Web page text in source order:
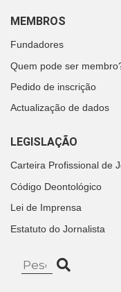
MEMBROS
Fundadores
Quem pode ser
Pedido de inscrição
Actualização de dados
LEGISLAÇÃO
Carteira Profissional de
Código Deontológico
Lei de Imprensa
Estatuto do Jornalista